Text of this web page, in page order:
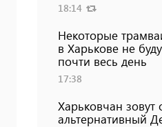
18:14
Некоторые
в Харькове не
почти весь день
17:38
Харьковчан зовут
альтернативный